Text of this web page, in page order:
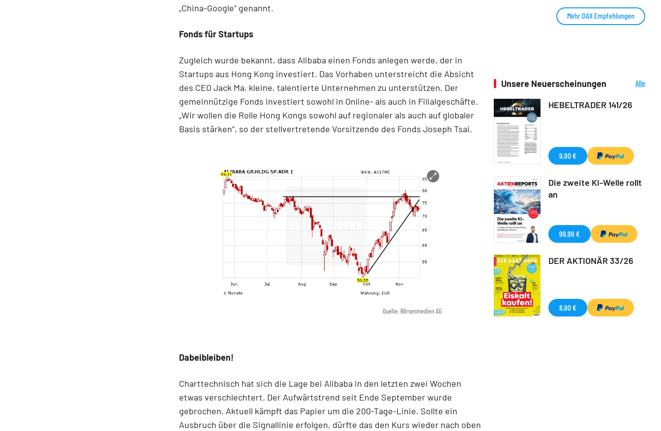
„China-Google“ genannt.
Fonds für Startups
Zugleich wurde bekannt, dass Alibaba einen Fonds anlegen werde, der in
Startups aus Hong Kong investiert. Das Vorhaben unterstreicht die Absicht
des CEO Jack Ma, kleine, talentierte Unternehmen zu unterstützen. Der
gemeinnützige Fonds investiert sowohl in Online- als auch in Filialgeschäfte.
„Wir wollen die Rolle Hong Kongs sowohl auf regionaler als auch auf globaler
Basis stärken“, so der stellvertretende Vorsitzende des Fonds Joseph Tsai.
Quelle: Börsenmedien AG
Dabeibleiben!
Charttechnisch hat sich die Lage bei Alibaba in den letzten zwei Wochen
etwas verschlechtert. Der Aufwärtstrend seit Ende September wurde
gebrochen. Aktuell kämpft das Papier um die 200-Tage-Linie. Sollte ein
Ausbruch über die Signallinie erfolgen, dürfte das den Kurs wieder nach oben
Mehr DAX Empfehlungen
Unsere Neuerscheinungen
Alle
HEBELTRADER 141/26
9,90 €
Die zweite KI-Welle rollt
an
99,99 €
DER AKTIONÄR 33/26
8,90 €